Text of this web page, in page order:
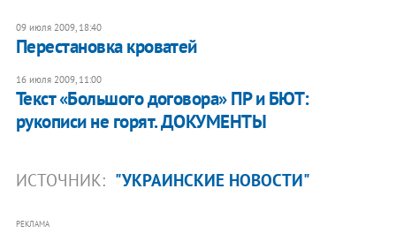
09 июля 2009, 18:40
Перестановка кроватей
16 июля 2009, 11:00
Текст «Большого договора» ПР и БЮТ:
рукописи не горят. ДОКУМЕНТЫ
ИСТОЧНИК: "УКРАИНСКИЕ НОВОСТИ"
РЕКЛАМА